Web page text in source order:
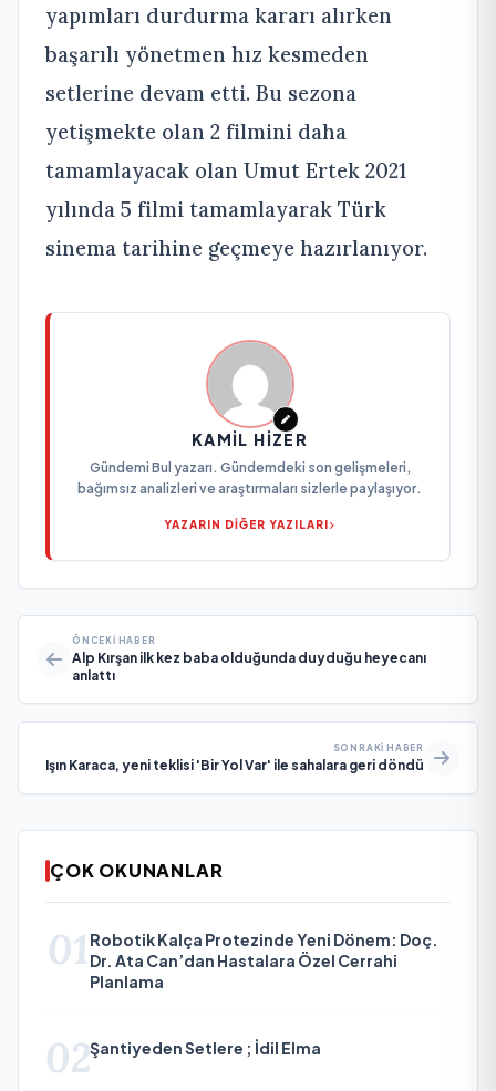
yapımları durdurma kararı alırken
başarılı yönetmen hız kesmeden
setlerine devam etti. Bu sezona
yetişmekte olan 2 filmini daha
tamamlayacak olan Umut Ertek 2021
yılında 5 filmi tamamlayarak Türk
sinema tarihine geçmeye hazırlanıyor.
KAMIL HIZER
Gündemi Bul yazarı. Gündemdeki son gelişmeleri,
bağımsız analizleri ve araştırmaları sizlerle paylaşıyor.
YAZARIN DİĞER YAZILARI
ÖNCEKI HABER
Alp Kırşan ilk kez baba olduğunda duyduğu heyecanı
anlattı
SONRAKI HABER
Işın Karaca, yeni teklisi 'Bir Yol Var' ile sahalara geri döndü
ÇOK OKUNANLAR
01 Robotik Kalça Protezinde Yeni Dönem: Doç.
Dr. Ata Can’dan Hastalara Özel Cerrahi
Planlama
02Şantiyeden Setlere ; İdil Elma